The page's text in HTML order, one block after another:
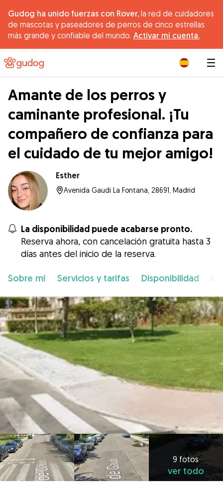
Gudog ha unido fuerzas con Rover, la red de cuidadores
de mascotas y paseadores de perros de cinco estrellas
más grande y confiable del mundo. Activar mi cuenta.
Amante de los perros y
caminante profesional. ¡Tu
compañero de confianza para
el cuidado de tu mejor amigo!
Esther
Avenida Gaudi La Fontana, 28691, Madrid
La disponibilidad puede acabarse pronto.
Reserva ahora, con cancelación gratuita hasta 3
días antes del inicio de la reserva.
Sobre mí Servicios y tarifas Disponibilidad
9 fotos
ver todo